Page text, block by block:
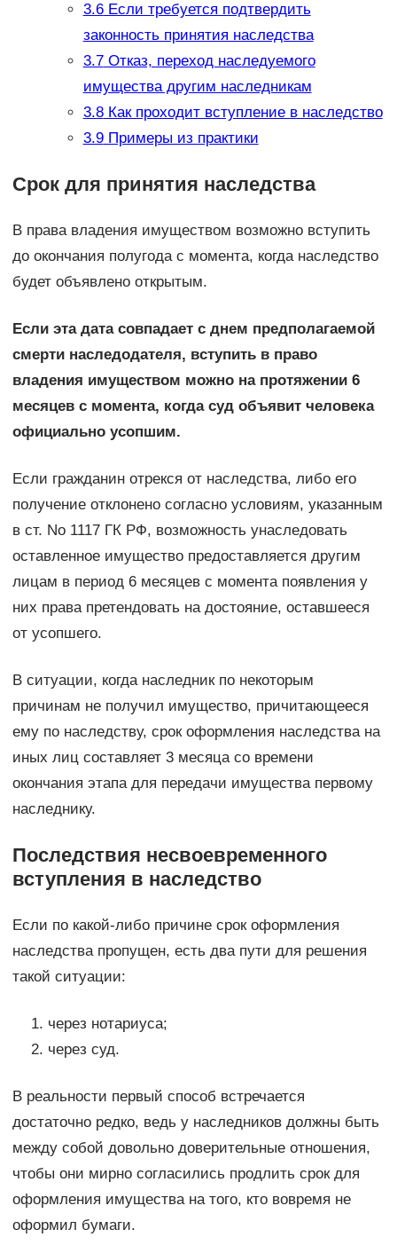
3.6Если требуется подтвердить
законность принятия наследства
3.7Отказ, переход наследуемого
имущества другим наследникам
3.8Как проходит вступление в наследство
3.9Примеры из практики
Срок для принятия наследства
В права владения имуществом возможно вступить
до окончания полугода с момента, когда наследство
будет объявлено открытым.
Если эта дата совпадает с днем предполагаемой
смерти наследодателя, вступить в право
владения имуществом можно на протяжении 6
месяцев с момента, когда суд объявит человека
официально усопшим.
Если гражданин отрекся от наследства, либо его
получение отклонено согласно условиям, указанным
в ст. No 1117 ГК РФ, возможность унаследовать
оставленное имущество предоставляется другим
лицам в период 6 месяцев с момента появления у
них права претендовать на достояние, оставшееся
от усопшего.
В ситуации, когда наследник по некоторым
причинам не получил имущество, причитающееся
ему по наследству, срок оформления наследства на
иных лиц составляет 3 месяца со времени
окончания этапа для передачи имущества первому
наследнику.
Последствия несвоевременного
вступления в наследство
Если по какой-либо причине срок оформления
наследства пропущен, есть два пути для решения
такой ситуации:
через нотариуса;
через суд.
В реальности первый способ встречается
достаточно редко, ведь у наследников должны быть
между собой довольно доверительные отношения,
чтобы они мирно согласились продлить срок для
оформления имущества на того, кто вовремя не
оформил бумаги.